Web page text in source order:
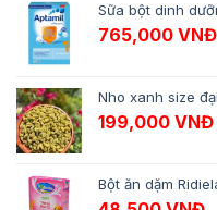
Sữa bột dinh
765,000 VNĐ
Nho xanh size
199,000 VNĐ
Bột ăn dặm